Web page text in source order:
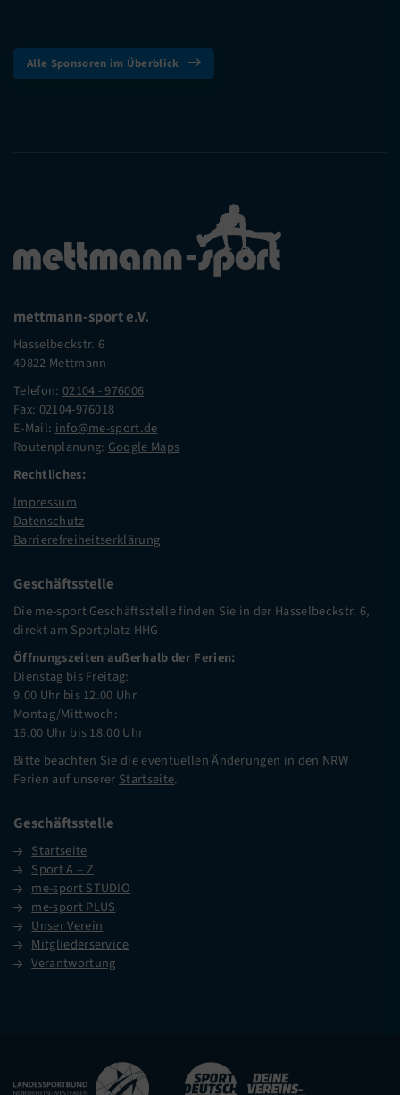
Alle Sponsoren im Überblick
mettmann-sport e.V.
Hasselbeckstr. 6
40822 Mettmann
Telefon: 02104 - 976006
Fax: 02104-976018
E-Mail: info@me-sport.de
Routenplanung: Google Maps
Rechtliches:
Impressum
Datenschutz
Barrierefreiheitserklärung
Geschäftsstelle
Die me-sport Geschäftsstelle finden Sie in der Hasselbeckstr. 6,
direkt am Sportplatz HHG
Öffnungszeiten außerhalb der Ferien:
Dienstag bis Freitag:
9.00 Uhr bis 12.00 Uhr
Montag/Mittwoch:
16.00 Uhr bis 18.00 Uhr
Bitte beachten Sie die eventuellen Änderungen in den NRW
Ferien auf unserer Startseite.
Geschäftsstelle
Startseite
Sport A – Z
me-sport STUDIO
me-sport PLUS
Unser Verein
Mitgliederservice
Verantwortung